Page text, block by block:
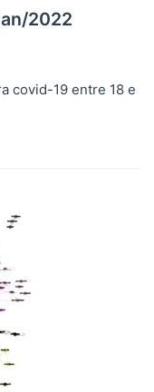
2022
covid-19 entre 18 e